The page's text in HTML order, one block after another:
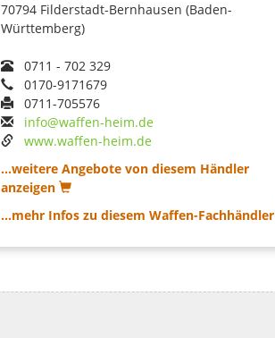
70794 Filderstadt-Bernhausen (Baden-
Württemberg)
0711 - 702 329
0170-9171679
0711-705576
info@waffen-heim.de
www.waffen-heim.de
...weitere Angebote von diesem Händler
anzeigen
...mehr Infos zu diesem Waffen-Fachhändler